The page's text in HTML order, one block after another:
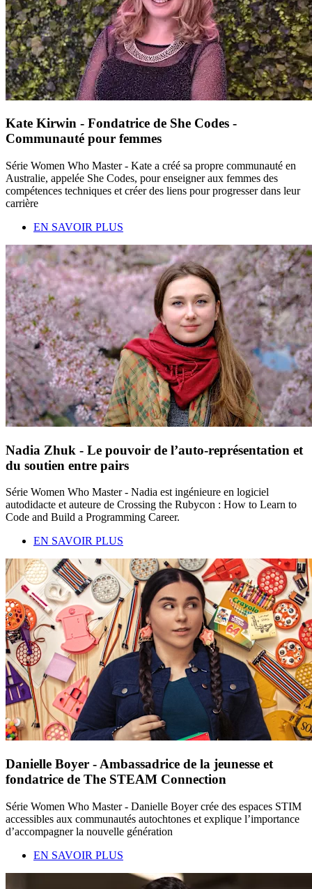
Kate Kirwin - Fondatrice de She Codes -
Communauté pour femmes
Série Women Who Master - Kate a créé sa propre communauté en
Australie, appelée She Codes, pour enseigner aux femmes des
compétences techniques et créer des liens pour progresser dans leur
carrière
EN SAVOIR PLUS
Nadia Zhuk - Le pouvoir de l’auto-représentation et
du soutien entre pairs
Série Women Who Master - Nadia est ingénieure en logiciel
autodidacte et auteure de Crossing the Rubycon : How to Learn to
Code and Build a Programming Career.
EN SAVOIR PLUS
Danielle Boyer - Ambassadrice de la jeunesse et
fondatrice de The STEAM Connection
Série Women Who Master - Danielle Boyer crée des espaces STIM
accessibles aux communautés autochtones et explique l’importance
d’accompagner la nouvelle génération
EN SAVOIR PLUS